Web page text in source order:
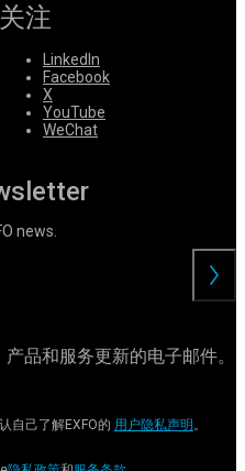
关注
LinkedIn
Facebook
X
YouTube
WeChat
news.
品和服务更新的电子邮件。
自己了解EXFO的 用户隐私声明 。